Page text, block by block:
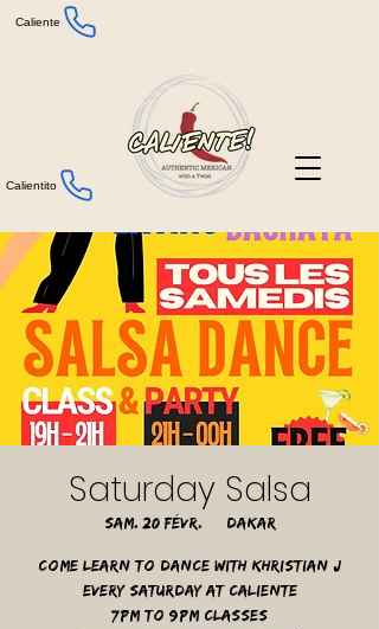
Caliente
Calientito
Saturday Salsa
sam. 20 févr.
  |
Dakar
Come learn to dance with Khristian J
Every Saturday at Caliente
7pm to 9pm classes